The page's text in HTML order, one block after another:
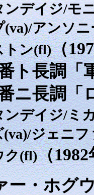
デイジ/モ
アンソ
トン(fl)（
ト長調「
ニ長調「
デイジ/ミ
ジェニ
ク(fl)（
ー・ホグ